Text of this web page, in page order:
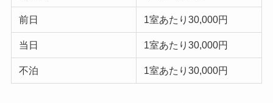
前日 1室あたり30,000円
当日 1室あたり30,000円
不泊 1室あたり30,000円